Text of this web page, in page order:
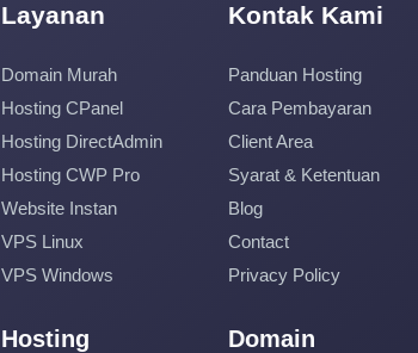
Layanan
Domain Murah
Hosting CPanel
Hosting DirectAdmin
Hosting CWP Pro
Website Instan
VPS Linux
VPS Windows
Kontak Kami
Panduan Hosting
Cara Pembayaran
Client Area
Syarat & Ketentuan
Blog
Contact
Privacy Policy
Hosting Domain